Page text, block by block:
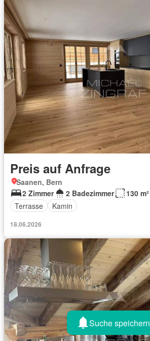
Preis auf Anfrage
Saanen, Bern
2 Zimmer
2 Badezimmer
130 m²
Terrasse
Kamin
18.06.2026
Suche speichern